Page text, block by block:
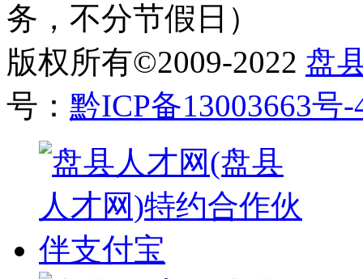
务，不分节假日）
版权所有©2009-2022 盘
号： 黔ICP备13003663号-